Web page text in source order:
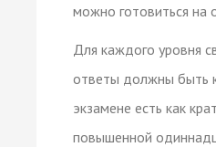
можно готовиться на
Для каждого уровня
ответы должны быть
экзамене есть как
повышенной